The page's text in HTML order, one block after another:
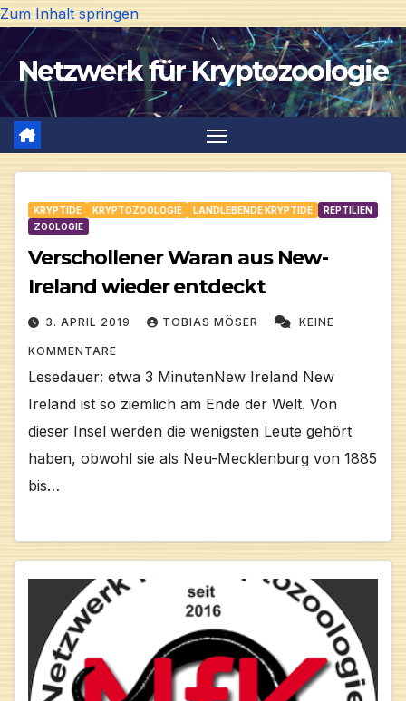
Zum Inhalt springen
Netzwerk für Kryptozoologie
KRYPTIDE KRYPTOZOOLOGIE LANDLEBENDE KRYPTIDE
REPTILIEN
ZOOLOGIE
Verschollener Waran aus New-
Ireland wieder entdeckt
3. APRIL 2019 TOBIAS MÖSER KEINE
KOMMENTARE
Lesedauer: etwa 3 MinutenNew Ireland New
Ireland ist so ziemlich am Ende der Welt. Von
dieser Insel werden die wenigsten Leute gehört
haben, obwohl sie als Neu-Mecklenburg von 1885
bis…